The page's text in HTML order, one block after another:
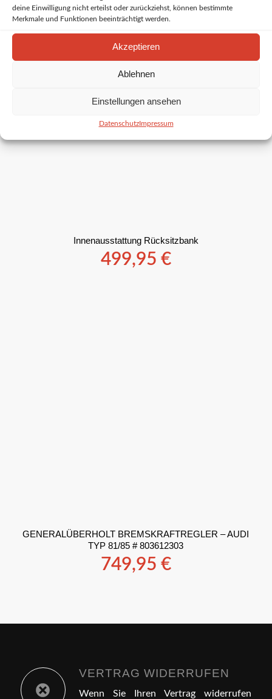
deine Einwilligung nicht erteilst oder zurückziehst, können bestimmte
Merkmale und Funktionen beeinträchtigt werden.
Akzeptieren
Ablehnen
Einstellungen ansehen
DatenschutzImpressum
Innenausstattung Rücksitzbank
499,95 €
GENERALÜBERHOLT BREMSKRAFTREGLER – AUDI
TYP 81/85 # 803612303
749,95 €
VERTRAG WIDERRUFEN
Wenn Sie Ihren Vertrag widerrufen